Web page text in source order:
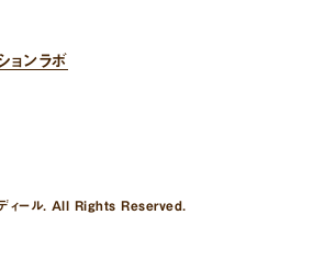
ョンラボ
ィール. All Rights Reserved.